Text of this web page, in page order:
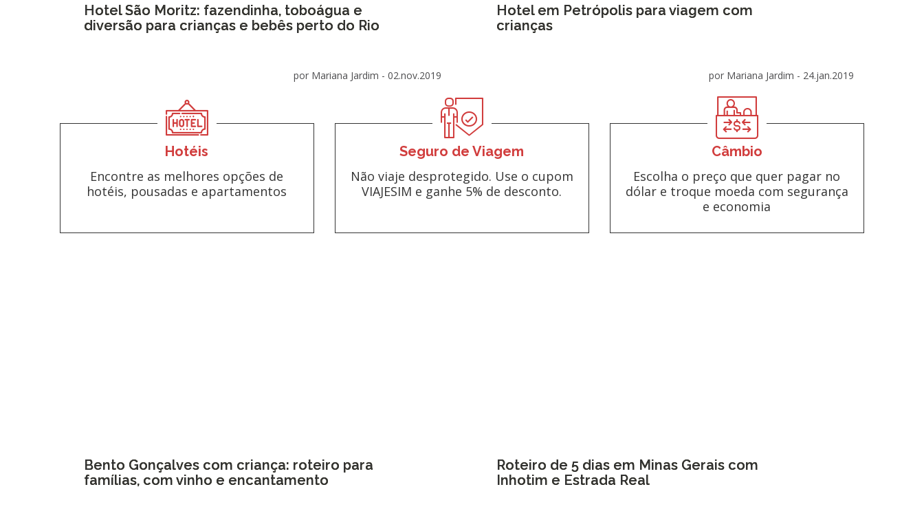
Hotel São Moritz: fazendinha, toboágua e
diversão para crianças e bebês perto do Rio
por Mariana Jardim - 02.nov.2019
Hotel em Petrópolis para viagem com
crianças
por Mariana Jardim - 24.jan.2019
Hotéis
Encontre as melhores opções de
hotéis, pousadas e apartamentos
Seguro de Viagem
Não viaje desprotegido. Use o cupom
VIAJESIM e ganhe 5% de desconto.
Câmbio
Escolha o preço que quer pagar no
dólar e troque moeda com segurança
e economia
Bento Gonçalves com criança: roteiro para
famílias, com vinho e encantamento
Roteiro de 5 dias em Minas Gerais com
Inhotim e Estrada Real